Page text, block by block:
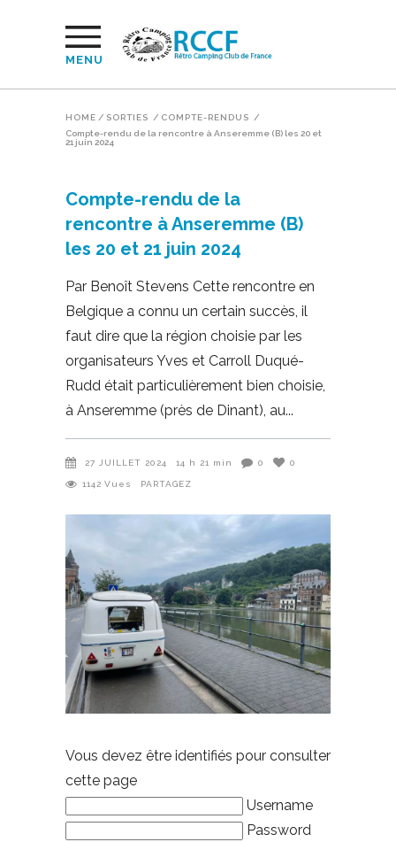
MENU
HOME / SORTIES / COMPTE-RENDUS
/
Compte-rendu de la rencontre à Anseremme (B) les 20 et
21 juin 2024
Compte-rendu de la
rencontre à Anseremme (B)
les 20 et 21 juin 2024
Par Benoît Stevens Cette rencontre en
Belgique a connu un certain succès, il
faut dire que la région choisie par les
organisateurs Yves et Carroll Duqué-
Rudd était particulièrement bien choisie,
à Anseremme (près de Dinant), au
27 JUILLET 2024 14 h 21 min 0 0
1142 Vues PARTAGEZ
Vous devez être identifiés pour consulter
cette page
Username
Password